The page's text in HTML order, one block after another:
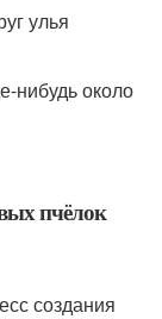
улья
нибудь около
пчёлок
создания